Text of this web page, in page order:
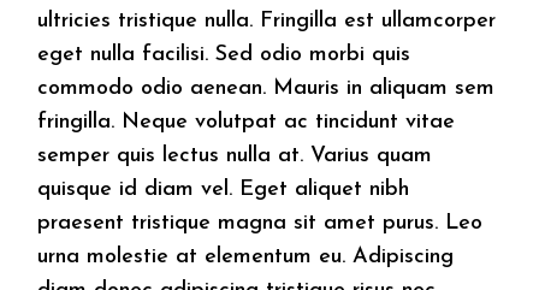
ultricies tristique nulla. Fringilla est ullamcorper
eget nulla facilisi. Sed odio morbi quis
commodo odio aenean. Mauris in aliquam sem
fringilla. Neque volutpat ac tincidunt vitae
semper quis lectus nulla at. Varius quam
quisque id diam vel. Eget aliquet nibh
praesent tristique magna sit amet purus. Leo
urna molestie at elementum eu. Adipiscing